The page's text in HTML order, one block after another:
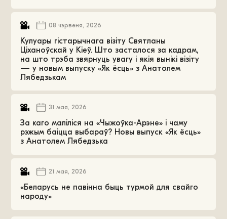
08 чэрвеня, 2026
Кулуары гістарычнага візіту Святланы
Ціханоўскай у Кіеў. Што засталося за кадрам,
на што трэба звярнуць увагу і якія вынікі візіту
— у новым выпуску «Як ёсць» з Анатолем
Лябедзькам
31 мая, 2026
За каго маліліся на «Чыжоўка-Арэне» і чаму
рэжым баіцца выбараў? Новы выпуск «Як ёсць»
з Анатолем Лябедзька
21 мая, 2026
«Беларусь не павінна быць турмой для свайго
народу»